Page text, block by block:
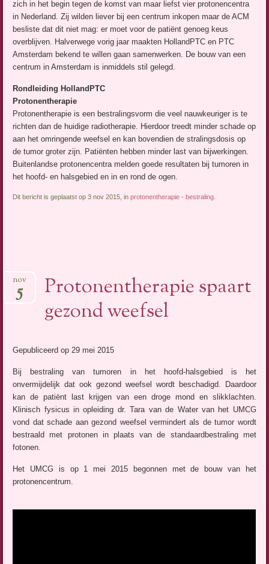
zich in het begin tegen de komst van maar liefst vier protonencentra
in Nederland. Zij wilden liever bij een centrum inkopen maar de ACM
besliste dat dit niet mag: er moet voor de patiënt genoeg keus
overblijven. Halverwege vorig jaar maakten HollandPTC en PTC
Amsterdam bekend te willen gaan samenwerken. De bouw van een
centrum in Amsterdam is inmiddels stil gelegd.
Rondleiding HollandPTC
Protonentherapie
Protonentherapie is een bestralingsvorm die veel nauwkeuriger is te
richten dan de huidige radiotherapie. Hierdoor treedt minder schade op
aan het omringende weefsel en kan bovendien de stralingsdosis op
de tumor groter zijn. Patiënten hebben minder last van bijwerkingen.
Buitenlandse protonencentra melden goede resultaten bij tumoren in
het hoofd- en halsgebied en in en rond de ogen.
Dit bericht is geplaatst op 3 nov 2015, inprotonentherapie - bestraling
Protonentherapie spaart
gezond weefsel
nov
5
Gepubliceerd op 29 mei 2015
Bij bestraling van tumoren in het hoofd-halsgebied is het
onvermijdelijk dat ook gezond weefsel wordt beschadigd. Daardoor
kan de patiënt last krijgen van een droge mond en slikklachten.
Klinisch fysicus in opleiding dr. Tara van de Water van het UMCG
vond dat schade aan gezond weefsel vermindert als de tumor wordt
bestraald met protonen in plaats van de standaardbestraling met
fotonen.
Het UMCG is op 1 mei 2015 begonnen met de bouw van het
protonencentrum.